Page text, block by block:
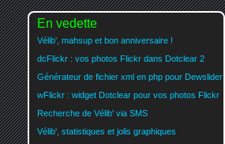
En vedette
Vélib', mahsup et bon anniversaire !
dcFlickr : vos photos Flickr dans Dotclear 2
Générateur de fichier xml en php pour Dewslider
wFlickr : widget Dotclear pour vos photos Flickr
Recherche de Vélib' via SMS
Vélib', statistiques et jolis graphiques